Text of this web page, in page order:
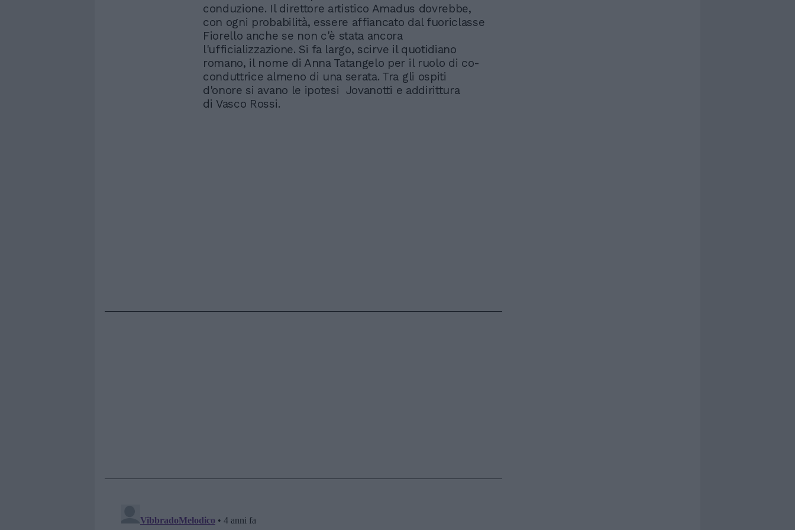
conduzione. Il direttore artistico Amadus dovrebbe,
con ogni probabilità, essere affiancato dal fuoriclasse
Fiorello anche se non c'è stata ancora
l'ufficializzazione. Si fa largo, scirve il quotidiano
romano, il nome di Anna Tatangelo per il ruolo di co-
conduttrice almeno di una serata. Tra gli ospiti
d'onore si avano le ipotesi Jovanotti e addirittura
di Vasco Rossi.